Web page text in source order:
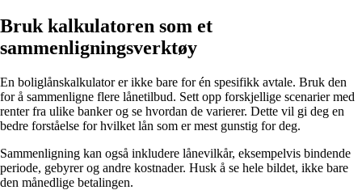
Bruk kalkulatoren som et
sammenligningsverktøy
En boliglånskalkulator er ikke bare for én spesifikk avtale. Bruk den
for å sammenligne flere lånetilbud. Sett opp forskjellige scenarier med
renter fra ulike banker og se hvordan de varierer. Dette vil gi deg en
bedre forståelse for hvilket lån som er mest gunstig for deg.
Sammenligning kan også inkludere lånevilkår, eksempelvis bindende
periode, gebyrer og andre kostnader. Husk å se hele bildet, ikke bare
den månedlige betalingen.